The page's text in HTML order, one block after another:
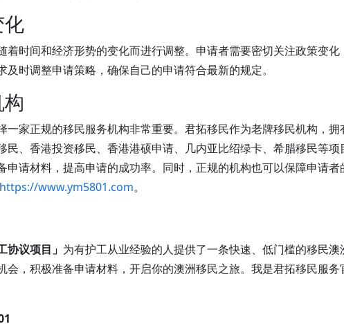
化
着时间和经济形势的变化而进行调整。申请者需要密切关注政策变
及时调整申请策略，确保自己的申请符合最新的规定。
一家正规的移民服务机构非常重要。君拓移民作为老牌移民机构，
民、香港投资移民、香港港硕申请、几内亚比绍绿卡、希腊移民等
申请材料，提高申请的成功率。同时，正规的机构也可以保障申请
https://www.ym5801.com。
协议项目」 为有护工从业经验的人提供了一条快速、低门槛的移民
会，积极准备申请材料，开启你的澳洲移民之旅。我是君拓移民服